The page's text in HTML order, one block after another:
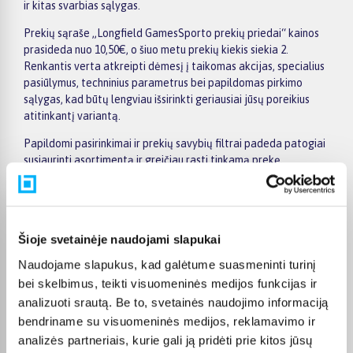
Šioje svetainėje naudojami slapukai
Naudojame slapukus, kad galėtume suasmeninti turinį
bei skelbimus, teikti visuomeninės medijos funkcijas ir
analizuoti srautą. Be to, svetainės naudojimo informaciją
bendriname su visuomeninės medijos, reklamavimo ir
analizės partneriais, kurie gali ją pridėti prie kitos jūsų
ir kitas svarbias sąlygas.
Prekių sąraše „Longfield GamesSporto prekių priedai“ kainos
prasideda nuo 10,50€, o šiuo metu prekių kiekis siekia 2.
Renkantis verta atkreipti dėmesį į taikomas akcijas, specialius
pasiūlymus, techninius parametrus bei papildomas pirkimo
sąlygas, kad būtų lengviau išsirinkti geriausiai jūsų poreikius
atitinkantį variantą.
Papildomi pasirinkimai ir prekių savybių filtrai padeda patogiai
susiaurinti asortimentą ir greičiau rasti tinkamą prekę.
Peržiūrėkite „Longfield GamesSporto prekių priedai“
pasiūlymus BIGBOX.LT, palyginkite prekes ir pirkite internetu
patogiai. Pasirinktą prekę pristatysime per jos aprašyme
Pirkėjų atsiliepimai apie prekes